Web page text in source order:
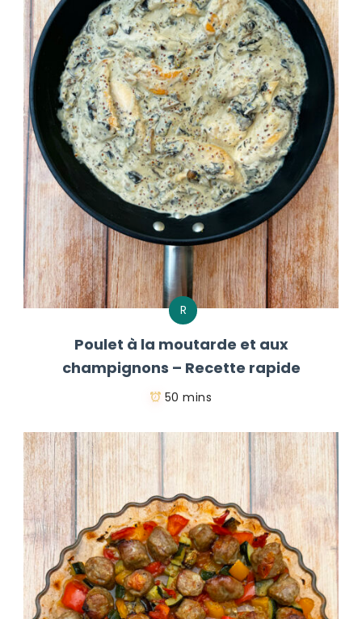
R
Poulet à la moutarde et aux
champignons – Recette rapide
50 mins